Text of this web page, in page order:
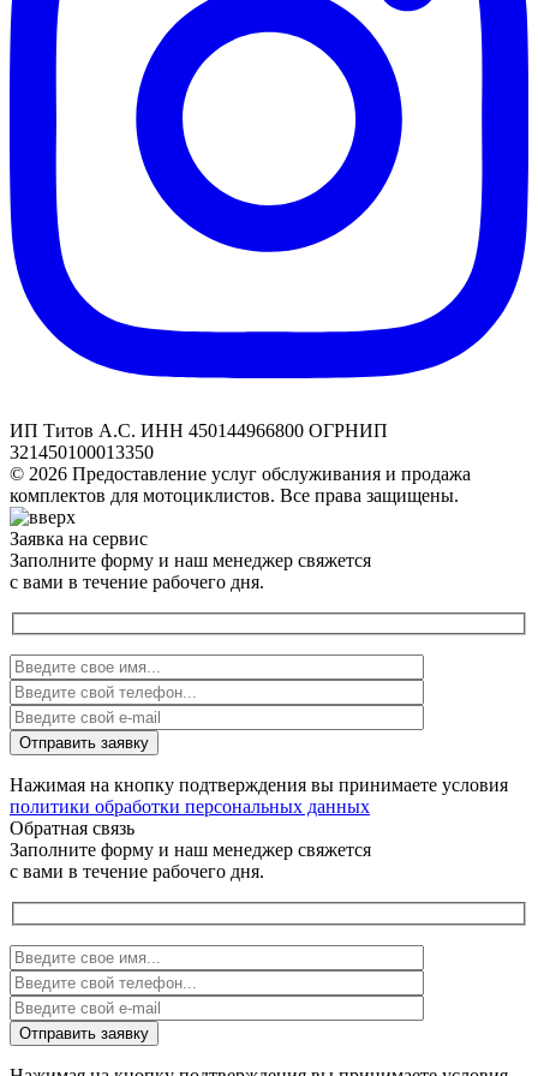
ИП Титов А.С. ИНН 450144966800 ОГРНИП
321450100013350
© 2026 Предоставление услуг обслуживания и продажа
комплектов для мотоциклистов. Все права защищены.
Заявка на сервис
Заполните форму и наш менеджер свяжется
с вами в течение рабочего дня.
Нажимая на кнопку подтверждения вы принимаете условия
политики обработки персональных данных
Обратная связь
Заполните форму и наш менеджер свяжется
с вами в течение рабочего дня.